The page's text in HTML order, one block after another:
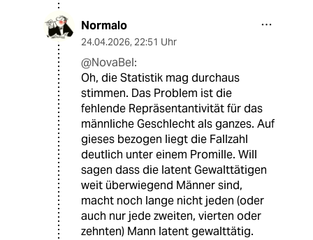
Normalo
24.04.2026, 22:51 Uhr
@NovaBel:
Oh, die Statistik mag durchaus
stimmen. Das Problem ist die
fehlende Repräsentantivität für das
männliche Geschlecht als ganzes. Auf
gieses bezogen liegt die Fallzahl
deutlich unter einem Promille. Will
sagen dass die latent Gewalttätigen
weit überwiegend Männer sind,
macht noch lange nicht jeden (oder
auch nur jede zweiten, vierten oder
zehnten) Mann latent gewalttätig.